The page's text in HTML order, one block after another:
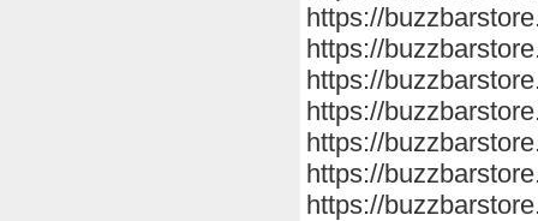
https://
https://
https://
https://
https://
https://
https://